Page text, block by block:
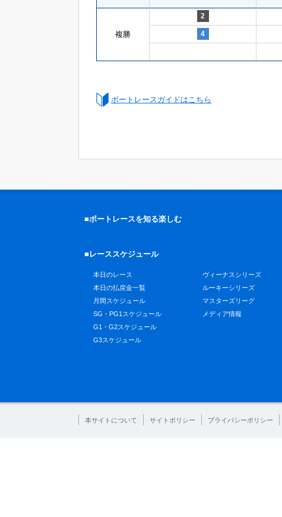
複勝
2
4
ボートレースガイドはこちら
■ボートレースを知る楽しむ
■レーススケジュール
本日のレース
本日の払戻金一覧
月間スケジュール
SG・PG1スケジュール
G1・G2スケジュール
G3スケジュール
ヴィーナスシリーズ
ルーキーシリーズ
マスターズリーグ
メディア情報
本サイトについて サイトポリシー プライバシーポリシー